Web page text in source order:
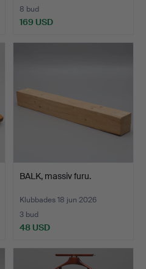
8 bud
169 USD
BALK, massiv furu.
Klubbades 18 jun 2026
3 bud
48 USD